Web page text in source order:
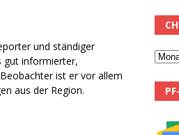
und ständiger
gut informierter,
ist er vor allem
aus der Region.